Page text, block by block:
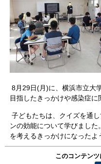
8月29日(月)に、横浜市立大
目指したきっかけや感染症に
子どもたちは、クイズを通
ンの効能について学びまし
を考えるきっかけになったよ
このコンテン